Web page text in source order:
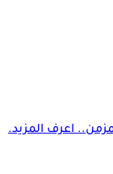
اعرف المزيد.